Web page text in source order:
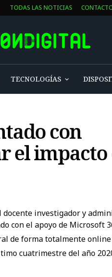
TODAS LAS NOTICIAS
TECNOLOGÍAS
con
el impacto
investigador y
con el apoyo de Microsoft
de forma totalmente online
cuatrimestre del año